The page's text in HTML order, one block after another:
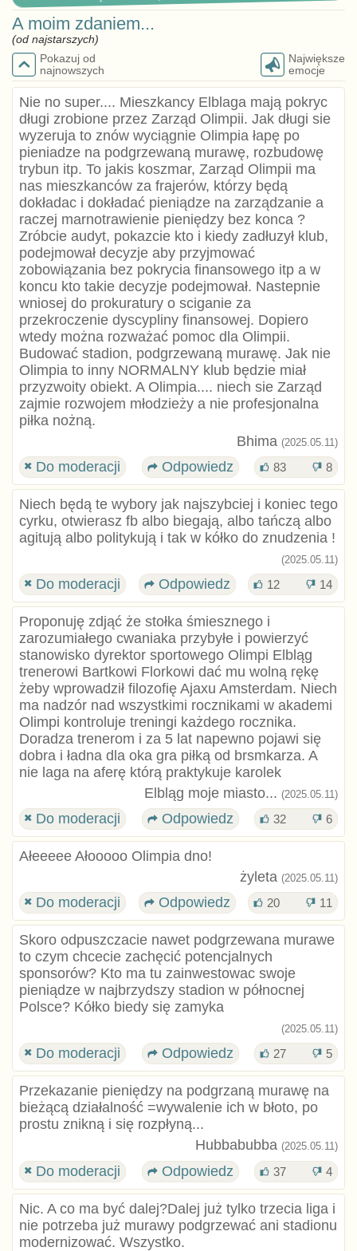
A moim zdaniem...
(od najstarszych)
Pokazuj od
najnowszych
Największe
emocje
Nie no super.... Mieszkancy Elblaga mają pokryc
długi zrobione przez Zarząd Olimpii. Jak długi sie
wyzeruja to znów wyciągnie Olimpia łapę po
pieniadze na podgrzewaną murawę, rozbudowę
trybun itp. To jakis koszmar, Zarząd Olimpii ma
nas mieszkanców za frajerów, którzy będą
dokładac i dokładać pieniądze na zarządzanie a
raczej marnotrawienie pieniędzy bez konca ?
Zróbcie audyt, pokazcie kto i kiedy zadłuzył klub,
podejmował decyzje aby przyjmować
zobowiązania bez pokrycia finansowego itp a w
koncu kto takie decyzje podejmował. Nastepnie
wniosej do prokuratury o sciganie za
przekroczenie dyscypliny finansowej. Dopiero
wtedy można rozważać pomoc dla Olimpii.
Budować stadion, podgrzewaną murawę. Jak nie
Olimpia to inny NORMALNY klub będzie miał
przyzwoity obiekt. A Olimpia.... niech sie Zarząd
zajmie rozwojem młodzieży a nie profesjonalna
piłka nożną.
Bhima (2025.05.11)
Do moderacji Odpowiedz 83 8
Niech będą te wybory jak najszybciej i koniec tego
cyrku, otwierasz fb albo biegają, albo tańczą albo
agitują albo politykują i tak w kółko do znudzenia !
(2025.05.11)
Do moderacji Odpowiedz 12 14
Proponuję zdjąć że stołka śmiesznego i
zarozumiałego cwaniaka przybyłe i powierzyć
stanowisko dyrektor sportowego Olimpi Elbląg
trenerowi Bartkowi Florkowi dać mu wolną rękę
żeby wprowadził filozofię Ajaxu Amsterdam. Niech
ma nadzór nad wszystkimi rocznikami w akademi
Olimpi kontroluje treningi każdego rocznika.
Doradza trenerom i za 5 lat napewno pojawi się
dobra i ładna dla oka gra piłką od brsmkarza. A
nie laga na aferę którą praktykuje karolek
Elbląg moje miasto... (2025.05.11)
Do moderacji Odpowiedz 32 6
Ałeeeee Ałooooo Olimpia dno!
żyleta (2025.05.11)
Do moderacji Odpowiedz 20 11
Skoro odpuszczacie nawet podgrzewana murawe
to czym chcecie zachęcić potencjalnych
sponsorów? Kto ma tu zainwestowac swoje
pieniądze w najbrzydszy stadion w północnej
Polsce? Kółko biedy się zamyka
(2025.05.11)
Do moderacji Odpowiedz 27 5
Przekazanie pieniędzy na podgrzaną murawę na
bieżącą działalność =wywalenie ich w błoto, po
prostu znikną i się rozpłyną...
Hubbabubba (2025.05.11)
Do moderacji Odpowiedz 37 4
Nic. A co ma być dalej?Dalej już tylko trzecia liga i
nie potrzeba już murawy podgrzewać ani stadionu
modernizować. Wszystko.